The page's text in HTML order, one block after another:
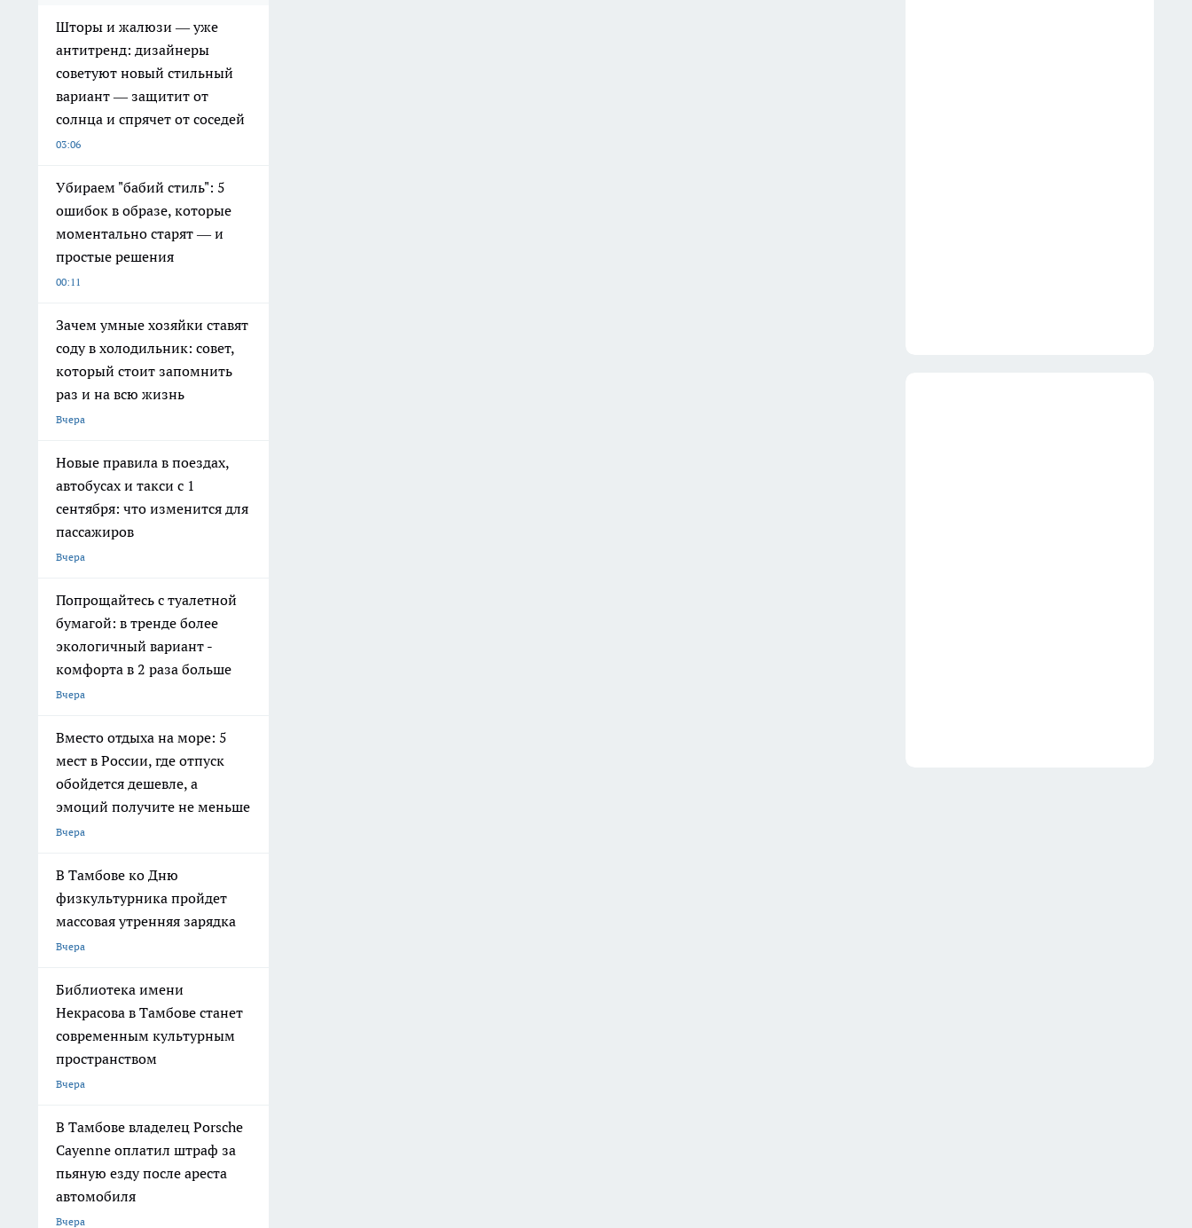
Шторы и жалюзи — уже
антитренд: дизайнеры
советуют новый стильный
вариант — защитит от
солнца и спрячет от соседей
03:06
Убираем "бабий стиль": 5
ошибок в образе, которые
моментально старят — и
простые решения
00:11
Зачем умные хозяйки ставят
соду в холодильник: совет,
который стоит запомнить
раз и на всю жизнь
Вчера
Новые правила в поездах,
автобусах и такси с 1
сентября: что изменится для
пассажиров
Вчера
Попрощайтесь с туалетной
бумагой: в тренде более
экологичный вариант -
комфорта в 2 раза больше
Вчера
Вместо отдыха на море: 5
мест в России, где отпуск
обойдется дешевле, а
эмоций получите не меньше
Вчера
В Тамбове ко Дню
физкультурника пройдет
массовая утренняя зарядка
Вчера
Библиотека имени
Некрасова в Тамбове станет
современным культурным
пространством
Вчера
В Тамбове владелец Porsche
Cayenne оплатил штраф за
пьяную езду после ареста
автомобиля
Вчера